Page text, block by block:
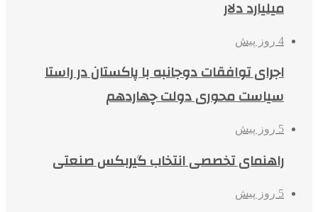
میلیارد دلار
4 روز پیش
اجرای توافقات دوجانبه با پاکستان در راستا
سیاست محوری دولت چهاردهم
5 روز پیش
راهنمای تخصصی انتخاب گیربکس صنعتی
5 روز پیش